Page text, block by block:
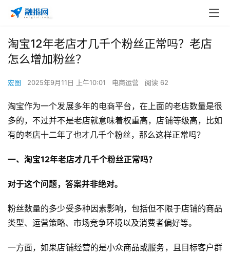
淘宝12年老店才几千个粉丝正常吗？老店
怎么增加粉丝？
宏图 2025年9月11日 上午10:01 电商运营 阅读 62
淘宝作为一个发展多年的电商平台，在上面的老店数量是很
多的，不过并不是老店就意味着权重高，店铺等级高，比如
有的老店十二年了也才几千个粉丝，那么这样正常吗？
一、淘宝12年老店才几千个粉丝正常吗？
对于这个问题，答案并非绝对。
粉丝数量的多少受多种因素影响，包括但不限于店铺的商品
类型、运营策略、市场竞争环境以及消费者偏好等。
一方面，如果店铺经营的是小众商品或服务，且目标客户群